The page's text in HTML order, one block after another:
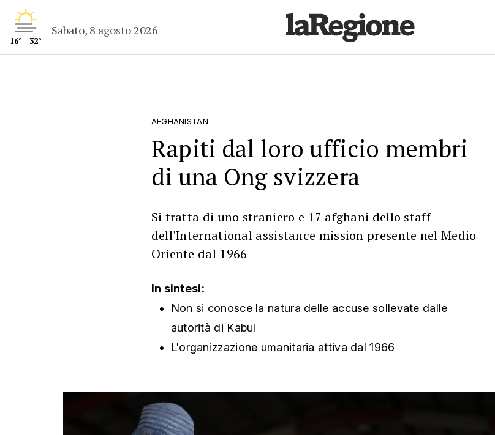
16° - 32°
Sabato, 8 agosto 2026
AFGHANISTAN
Rapiti dal loro ufficio membri
di una Ong svizzera
Si tratta di uno straniero e 17 afghani dello staff
dell'International assistance mission presente nel Medio
Oriente dal 1966
In sintesi:
Non si conosce la natura delle accuse sollevate dalle
autorità di Kabul
L'organizzazione umanitaria attiva dal 1966